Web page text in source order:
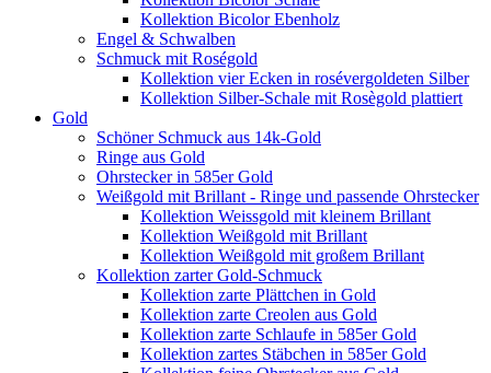
Kollektion Bicolor Ebenholz
Engel & Schwalben
Schmuck mit Roségold
Kollektion vier Ecken in rosévergoldeten Silber
Kollektion Silber-Schale mit Rosègold plattiert
Gold
Schöner Schmuck aus 14k-Gold
Ringe aus Gold
Ohrstecker in 585er Gold
Weißgold mit Brillant - Ringe und passende Ohrstecker
Kollektion Weissgold mit kleinem Brillant
Kollektion Weißgold mit Brillant
Kollektion Weißgold mit großem Brillant
Kollektion zarter Gold-Schmuck
Kollektion zarte Plättchen in Gold
Kollektion zarte Creolen aus Gold
Kollektion zarte Schlaufe in 585er Gold
Kollektion zartes Stäbchen in 585er Gold